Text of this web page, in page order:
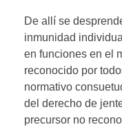
De allí se
inmunidad
en funciones en el
reconocido por
normativo
del derecho de
precursor no